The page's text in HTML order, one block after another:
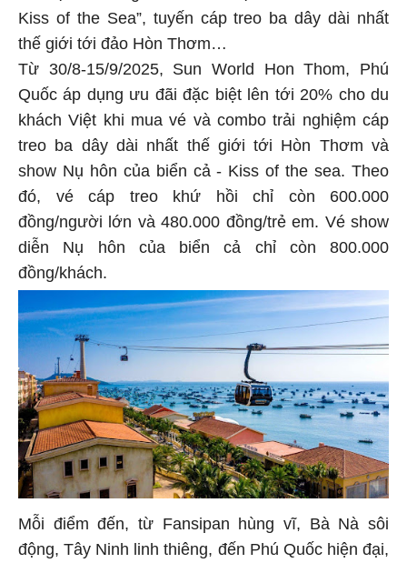
Kiss of the Sea”, tuyến cáp treo ba dây dài nhất
thế giới tới đảo Hòn Thơm…
Từ 30/8-15/9/2025, Sun World Hon Thom, Phú
Quốc áp dụng ưu đãi đặc biệt lên tới 20% cho du
khách Việt khi mua vé và combo trải nghiệm cáp
treo ba dây dài nhất thế giới tới Hòn Thơm và
show Nụ hôn của biển cả - Kiss of the sea. Theo
đó, vé cáp treo khứ hồi chỉ còn 600.000
đồng/người lớn và 480.000 đồng/trẻ em. Vé show
diễn Nụ hôn của biển cả chỉ còn 800.000
đồng/khách.
Mỗi điểm đến, từ Fansipan hùng vĩ, Bà Nà sôi
động, Tây Ninh linh thiêng, đến Phú Quốc hiện đại,